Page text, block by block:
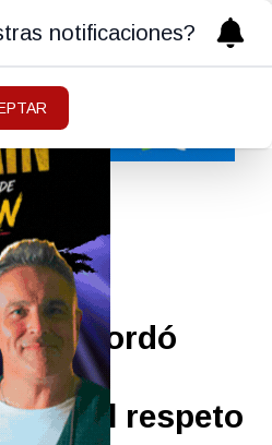
se acordó
el respeto
notificaciones?